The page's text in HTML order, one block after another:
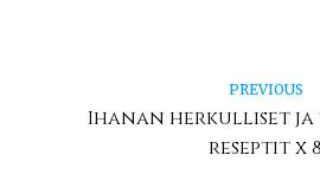
PREVIOUS
Ihanan herkulliset
reseptit x 8